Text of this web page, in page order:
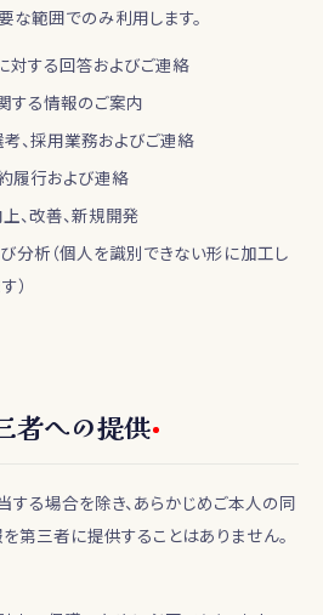
な範囲でのみ利用します。
対する回答およびご連絡
する情報のご案内
、採用業務およびご連絡
履行および連絡
、改善、新規開発
分析（個人を識別できない形に加工し
）
者への提供
する場合を除き、あらかじめご本人の同
第三者に提供することはありません。